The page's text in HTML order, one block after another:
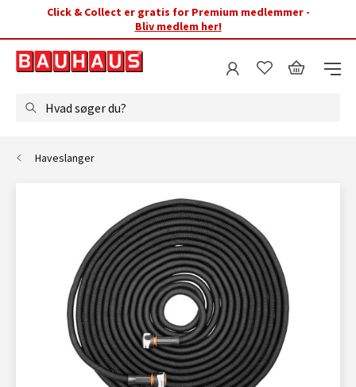
Click & Collect er gratis for Premium medlemmer -
Bliv medlem her!
Hvad søger du?
Haveslanger